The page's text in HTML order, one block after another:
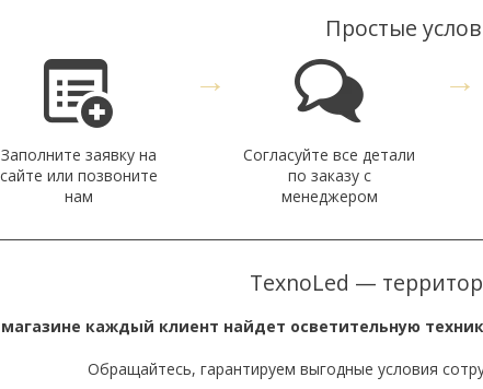
Простые
Заполните заявку на
сайте или позвоните
нам
→
Согласуйте все детали
по заказу с
менеджером
→
TexnoLed —
каждый клиент найдет осветительную
Обращайтесь, гарантируем выгодные условия